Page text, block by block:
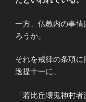
一方、仏教内の事
ろうか。
それを戒律の条項
逸提十一に、
「若比丘壊鬼神村